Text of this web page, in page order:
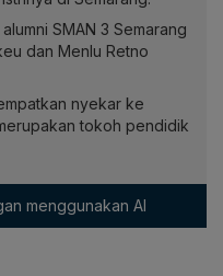
SMAN 3 Semarang
dan Menlu Retno
nyekar ke
tokoh pendidik
menggunakan AI